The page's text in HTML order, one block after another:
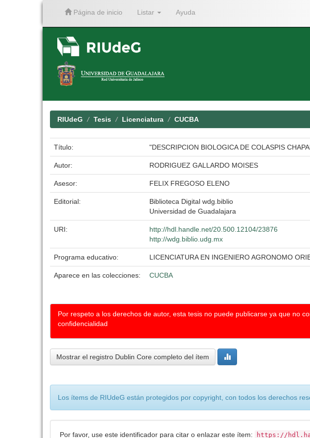
Página de inicio Listar Ayuda
RIUdeG Tesis Licenciatura CUCBA
Título: "DESCRIPCION BIOLOGICA DE COLASPIS
Autor: RODRIGUEZ GALLARDO MOISES
Asesor: FELIX FREGOSO ELENO
Editorial:
Biblioteca Digital wdg.biblio
Universidad de Guadalajara
URI:
http://hdl.handle.net/20.500.12104/23876
http://wdg.biblio.udg.mx
Programa educativo: LICENCIATURA EN INGENIERO AGRONOMO
Aparece en las colecciones: CUCBA
Por respeto a los derechos de autor, esta tesis no puede publicarse ya que no
confidencialidad
Mostrar el registro Dublin Core completo del ítem
Los ítems de RIUdeG están protegidos por copyright, con todos los derechos
Por favor, use este identificador para citar o enlazar este ítem: https://